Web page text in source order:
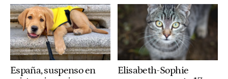
España, suspenso en
Elisabeth-Sophie